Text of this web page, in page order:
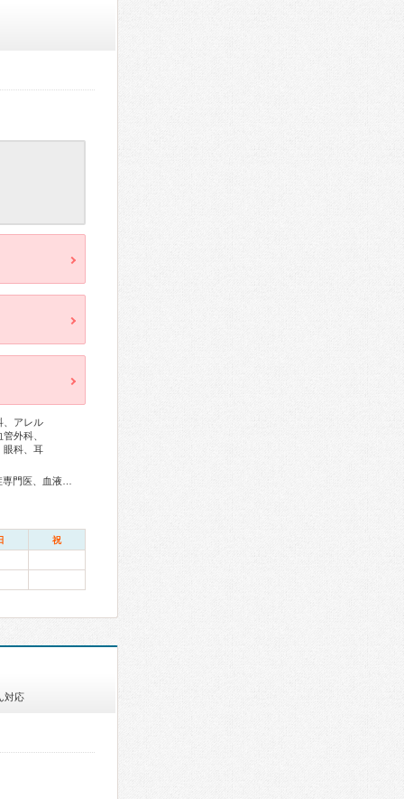
、アレル
外科、
眼科、耳
祝
対応